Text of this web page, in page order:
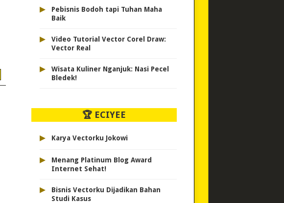
▸
Pebisnis Bodoh tapi Tuhan Maha
Baik
▸
Video Tutorial Vector Corel Draw:
Vector Real
▸
Wisata Kuliner Nganjuk: Nasi Pecel
Bledek!
🏆 ECIYEE
▸ Karya Vectorku Jokowi
▸
Menang Platinum Blog Award
Internet Sehat!
▸
Bisnis Vectorku Dijadikan Bahan
Studi Kasus